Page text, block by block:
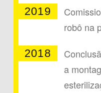
2019
robô na
2018
a